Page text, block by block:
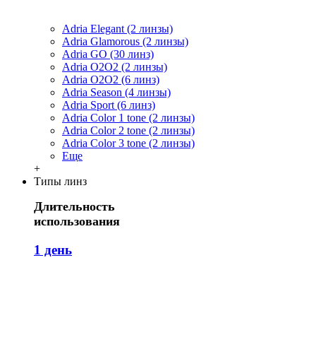
Adria Elegant (2 линзы)
Adria Glamorous (2 линзы)
Adria GO (30 линз)
Adria O2O2 (2 линзы)
Adria O2O2 (6 линз)
Adria Season (4 линзы)
Adria Sport (6 линз)
Adria Сolor 1 tone (2 линзы)
Adria Сolor 2 tone (2 линзы)
Adria Сolor 3 tone (2 линзы)
Еще
+
Типы линз
Длительность
использования
1 день